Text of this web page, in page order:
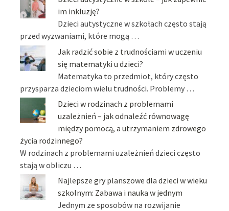
im inkluzję?
Dzieci autystyczne w szkołach często stają
przed wyzwaniami, które mogą …
Jak radzić sobie z trudnościami w uczeniu
się matematyki u dzieci?
Matematyka to przedmiot, który często
przysparza dzieciom wielu trudności. Problemy …
Dzieci w rodzinach z problemami
uzależnień – jak odnaleźć równowagę
między pomocą, a utrzymaniem zdrowego
życia rodzinnego?
W rodzinach z problemami uzależnień dzieci często
stają w obliczu …
Najlepsze gry planszowe dla dzieci w wieku
szkolnym: Zabawa i nauka w jednym
Jednym ze sposobów na rozwijanie